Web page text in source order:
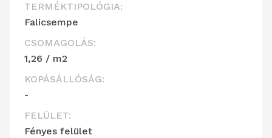
TERMÉKTIPOLÓGIA:
Falicsempe
CSOMAGOLÁS:
1,26 / m2
KOPÁSÁLLÓSÁG:
-
FELÜLET:
Fényes felület